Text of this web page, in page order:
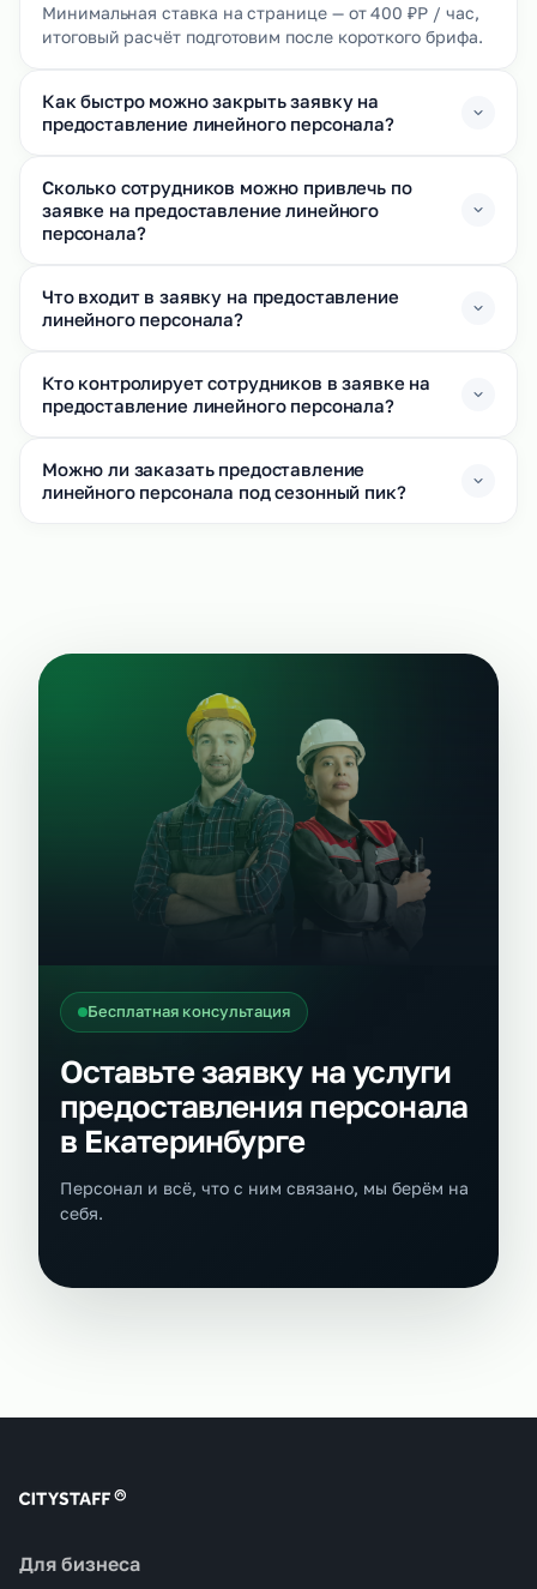
Минимальная ставка на странице — от 400 ₽Р / час,
итоговый расчёт подготовим после короткого брифа.
Как быстро можно закрыть заявку на
предоставление линейного персонала?
Сколько сотрудников можно привлечь по
заявке на предоставление линейного
персонала?
Что входит в заявку на предоставление
линейного персонала?
Кто контролирует сотрудников в заявке на
предоставление линейного персонала?
Можно ли заказать предоставление
линейного персонала под сезонный пик?
Бесплатная консультация
Оставьте заявку на услуги
предоставления персонала
в Екатеринбурге
Персонал и всё, что с ним связано, мы берём на
себя.
Для бизнеса